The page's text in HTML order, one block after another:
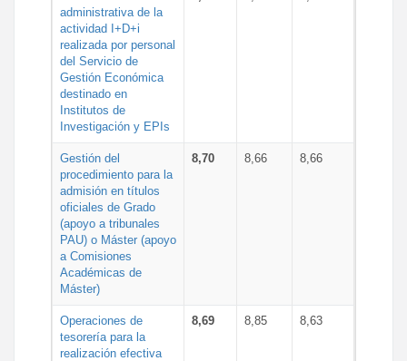
administrativa de la
actividad I+D+i
realizada por personal
del Servicio de
Gestión Económica
destinado en
Institutos de
Investigación y EPIs
Gestión del
procedimiento para la
admisión en títulos
oficiales de Grado
(apoyo a tribunales
PAU) o Máster (apoyo
a Comisiones
Académicas de
Máster)
8,70 8,66 8,66
Operaciones de
tesorería para la
realización efectiva
8,69 8,85 8,63